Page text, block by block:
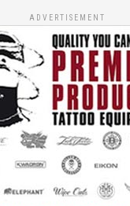
ADVERTISEMENT